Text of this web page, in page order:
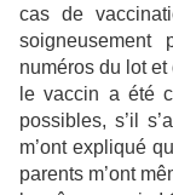
cas de
numéros du lot
le vaccin a été
possibles, s’il
m’ont expliqué
parents m’ont